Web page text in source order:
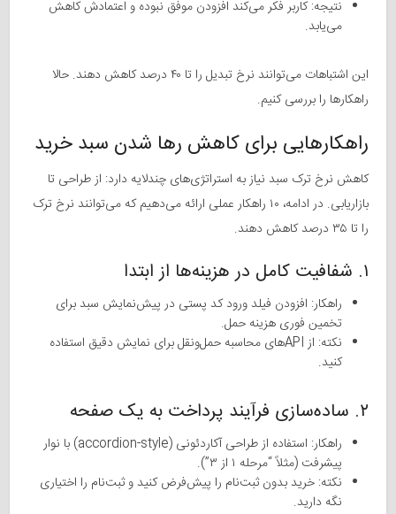
نتیجه: کاربر فکر می‌کند افزودن موفق نبوده و اعتمادش کاهش
می‌یابد.
این اشتباهات می‌توانند نرخ تبدیل را تا ۴۰ درصد کاهش دهند. حالا
راهکارها را بررسی کنیم.
راهکارهایی برای کاهش رها شدن سبد خرید
کاهش نرخ ترک سبد نیاز به استراتژی‌های چندلایه دارد: از طراحی تا
بازاریابی. در ادامه، ۱۰ راهکار عملی ارائه می‌دهیم که می‌توانند نرخ ترک
را تا ۳۵ درصد کاهش دهند.
۱. شفافیت کامل در هزینه‌ها از ابتدا
راهکار: افزودن فیلد ورود کد پستی در پیش‌نمایش سبد برای
تخمین فوری هزینه حمل.
نکته: از APIهای محاسبه حمل‌ونقل برای نمایش دقیق استفاده
کنید.
۲. ساده‌سازی فرآیند پرداخت به یک صفحه
راهکار: استفاده از طراحی آکاردئونی (accordion-style) با نوار
پیشرفت (مثلاً “مرحله ۱ از ۳”).
نکته: خرید بدون ثبت‌نام را پیش‌فرض کنید و ثبت‌نام را اختیاری
نگه دارید.